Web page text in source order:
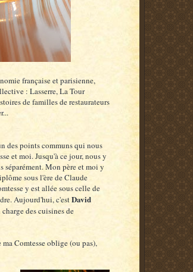
française et parisienne,
: Lasserre, La Tour
de familles de restaurateurs
des points communs qui nous
et moi. Jusqu'à ce jour, nous y
séparément. Mon père et moi y
sous l'ère de Claude
y est allée sous celle de
Aujourd'hui, c'estDavid
des cuisines de
Comtesse oblige (ou pas),